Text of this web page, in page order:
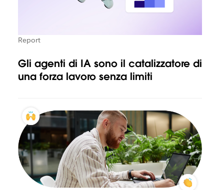
Report
Gli agenti di IA sono il catalizzatore di
una forza lavoro senza limiti